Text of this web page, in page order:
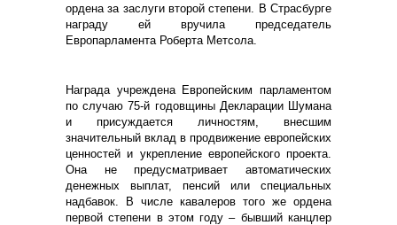
ордена за заслуги второй степени. В Страсбурге
награду ей вручила председатель
Европарламента Роберта Метсола.
Награда учреждена Европейским парламентом
по случаю 75-й годовщины Декларации Шумана
и присуждается личностям, внесшим
значительный вклад в продвижение европейских
ценностей и укрепление европейского проекта.
Она не предусматривает автоматических
денежных выплат, пенсий или специальных
надбавок. В числе кавалеров того же ордена
первой степени в этом году – бывший канцлер